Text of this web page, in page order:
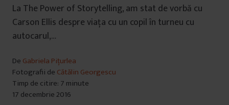
La The Power of Storytelling, am stat de vorbă cu
Carson Ellis despre viața cu un copil în turneu cu
autocarul,…
De Gabriela Pițurlea
Fotografii de Cătălin Georgescu
Timp de citire: 7 minute
17 decembrie 2016